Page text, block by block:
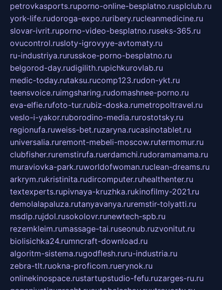
petrovkasports.ruporno-online-besplatno.rusplclub.ru
york-life.rudoroga-expo.ruribery.rucleanmedicine.ru
slovar-ivrit.ruporno-video-besplatno.ruseks-365.ru
ovucontrol.rusloty-igrovyye-avtomaty.ru
ru-industriya.rurusskoe-porno-besplatno.ru
belgorod-day.rudigilith.rupichkurovlab.ru
medic-today.rutaksu.rucomp123.rudon-ykt.ru
teensvoice.ruimgsharing.rudomashnee-porno.ru
eva-elfie.rufoto-tur.rubiz-doska.rumetropoltravel.ru
veslo-i-yakor.ruborodino-media.rurostotsky.ru
regionufa.ruweiss-bet.ruzaryna.rucasinotablet.ru
universalia.ruremont-mebeli-moscow.rutermomur.ru
clubfisher.ruremstirufa.ruerdamchi.rudoramamama.ru
muraviovka-park.ruworldofwoman.ruclean-dreams.ru
arkrym.rukristinita.rudircomputer.ruhealthenter.ru
textexperts.rupivnaya-kruzhka.rukinofilmy-2021.ru
demolalapaluza.rutanyavanya.ruremstir-tolyatti.ru
msdip.rujdol.rusokolovr.runewtech-spb.ru
rezemkleim.rumassage-tai.ruseonub.ruzvonitut.ru
biolisichka24.rumncraft-download.ru
algoritm-sistema.rugodflesh.ruru-industria.ru
zebra-tlt.ruokna-proficom.ruerynok.ru
onlinekinospace.rustartupstudio-fefu.ruzarges-ru.ru